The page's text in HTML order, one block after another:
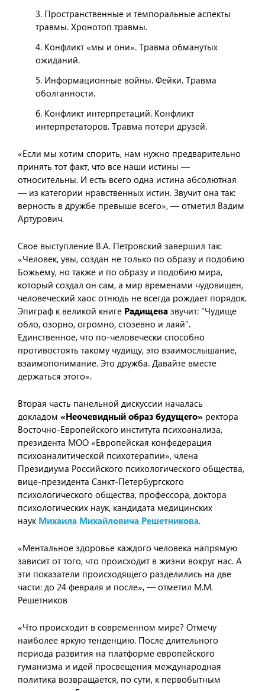
Пространственные и темпоральные аспекты
травмы. Хронотоп травмы.
Конфликт «мы и они». Травма обманутых
ожиданий.
Информационные войны. Фейки. Травма
оболганности.
Конфликт интерпретаций. Конфликт
интерпретаторов. Травма потери друзей.
«Если мы хотим спорить, нам нужно предварительно
принять тот факт, что все наши истины —
относительны. И есть всего одна истина абсолютная
— из категории нравственных истин. Звучит она так:
верность в дружбе превыше всего», — отметил Вадим
Артурович.
Свое выступление В.А. Петровский завершил так:
«Человек, увы, создан не только по образу и подобию
Божьему, но также и по образу и подобию мира,
который создал он сам, а мир временами чудовищен,
человеческий хаос отнюдь не всегда рождает порядок.
Эпиграф к великой книге Радищева звучит: “Чудище
обло, озорно, огромно, стозевно и лаяй”.
Единственное, что по-человечески способно
противостоять такому чудищу, это взаимослышание,
взаимопонимание. Это дружба. Давайте вместе
держаться этого».
Вторая часть панельной дискуссии началась
докладом «Неочевидный образ будущего» ректора
Восточно-Европейского института психоанализа,
президента МОО «Европейская конфедерация
психоаналитической психотерапии», члена
Президиума Российского психологического общества,
вице-президента Санкт-Петербургского
психологического общества, профессора, доктора
психологических наук, кандидата медицинских
наук Михаила Михайловича Решетникова.
«Ментальное здоровье каждого человека напрямую
зависит от того, что происходит в жизни вокруг нас. А
эти показатели происходящего разделились на две
части: до 24 февраля и после», — отметил М.М.
Решетников
«Что происходит в современном мире? Отмечу
наиболее яркую тенденцию. После длительного
периода развития на платформе европейского
гуманизма и идей просвещения международная
политика возвращается, по сути, к первобытным